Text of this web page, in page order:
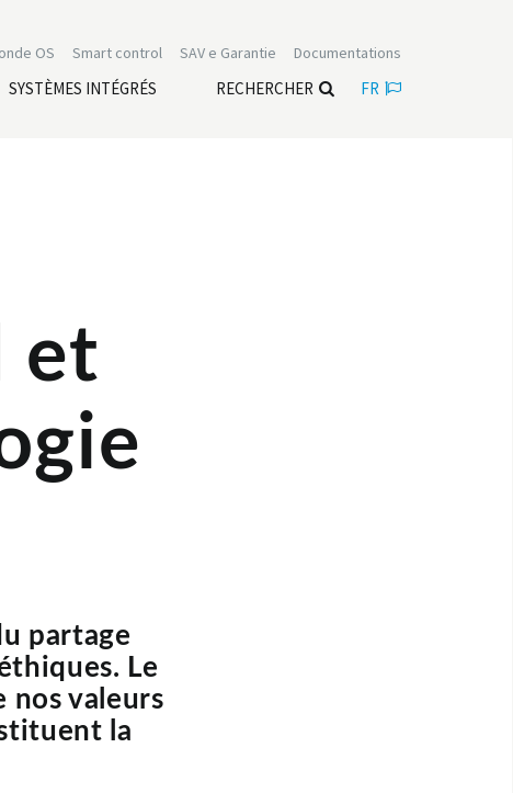
Documentations
SAV e Garantie
Smart control
OS
SYSTÈMES INTÉGRÉS RECHERCHER FR
et
partage
Le
nos valeurs
la